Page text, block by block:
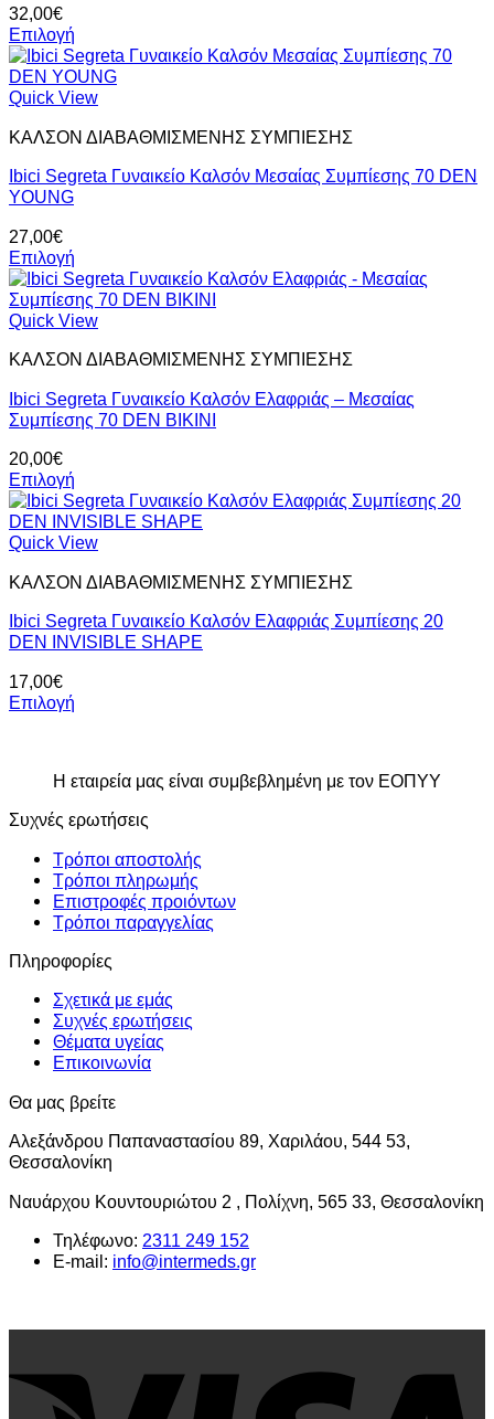
να
επιλεγούν
στη
σελίδα
του
προϊόντος
32,00€
Επιλογή
Αυτό
το
προϊόν
πολλαπλές
Οι
επιλογές
να
επιλεγούν
στη
σελίδα
του
προϊόντος
Quick View
ΚΑΛΣΟΝ ΔΙΑΒΑΘΜΙΣΜΕΝΗΣ ΣΥΜΠΙΕΣΗΣ
Ibici Segreta Γυναικείο Καλσόν Μεσαίας Συμπίεσης 70 DEN
YOUNG
27,00€
Επιλογή
Αυτό
το
προϊόν
πολλαπλές
Οι
επιλογές
να
επιλεγούν
στη
σελίδα
του
προϊόντος
Quick View
ΚΑΛΣΟΝ ΔΙΑΒΑΘΜΙΣΜΕΝΗΣ ΣΥΜΠΙΕΣΗΣ
Ibici Segreta Γυναικείο Καλσόν Ελαφριάς – Μεσαίας
Συμπίεσης 70 DEN BIKINI
20,00€
Επιλογή
Αυτό
το
προϊόν
πολλαπλές
Οι
επιλογές
να
επιλεγούν
προϊόντος
Quick View
ΚΑΛΣΟΝ ΔΙΑΒΑΘΜΙΣΜΕΝΗΣ ΣΥΜΠΙΕΣΗΣ
Ibici Segreta Γυναικείο Καλσόν Ελαφριάς Συμπίεσης 20
DEN INVISIBLE SHAPE
17,00€
Επιλογή
παραλλαγές.
επιλογές
μπορούν
επιλεγούν
στη
σελίδα
προϊόντος
Η εταιρεία μας είναι συμβεβλημένη με τον ΕΟΠΥΥ
Συχνές ερωτήσεις
Τρόποι αποστολής
Τρόποι πληρωμής
Επιστροφές προιόντων
Τρόποι παραγγελίας
Πληροφορίες
Σχετικά με εμάς
Συχνές ερωτήσεις
Θέματα υγείας
Επικοινωνία
Θα μας βρείτε
Αλεξάνδρου Παπαναστασίου 89, Χαριλάου, 544 53,
Θεσσαλονίκη
Ναυάρχου Κουντουριώτου 2 , Πολίχνη, 565 33, Θεσσαλονίκη
Τηλέφωνο: 2311 249 152
E-mail: info@intermeds.gr